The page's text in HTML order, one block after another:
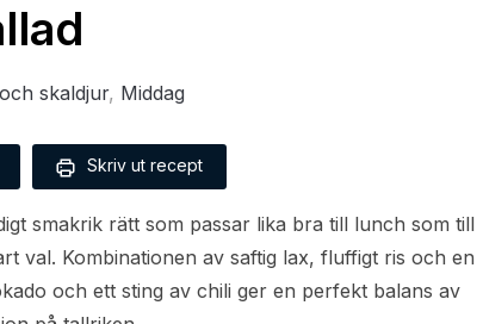
skaldjur, Middag
Skriv ut recept
smakrik rätt som passar lika bra till lunch som till
val. Kombinationen av saftig lax, fluffigt ris och en
och ett sting av chili ger en perfekt balans av